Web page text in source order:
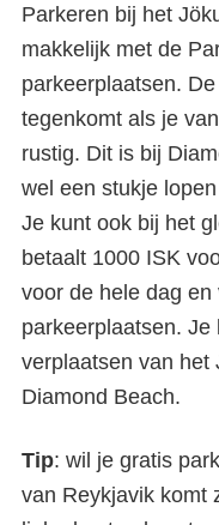
Parkeren bij het
makkelijk met de
parkeerplaatsen.
tegenkomt als je
rustig. Dit is bij
wel een stukje
Je kunt ook bij het
betaalt 1000 ISK
voor de hele dag
parkeerplaatsen.
verplaatsen van het
Diamond Beach.
Tip: wil je gratis
van Reykjavik komt